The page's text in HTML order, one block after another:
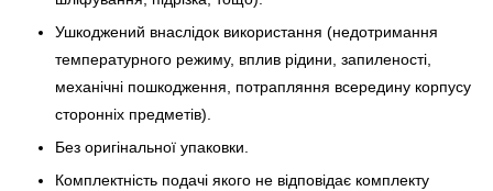
Ушкоджений внаслідок використання (недотримання
температурного режиму, вплив рідини, запиленості,
механічні пошкодження, потрапляння всередину корпусу
сторонніх предметів).
Без оригінальної упаковки.
Комплектність подачі якого не відповідає комплекту